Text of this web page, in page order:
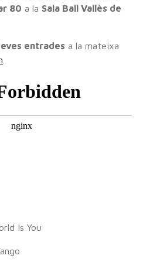
80 a la Sala Ball Vallès de
entrades a la mateixa
Is You